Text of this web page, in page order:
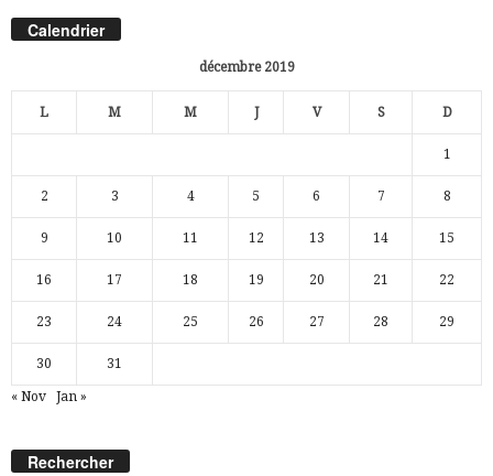
Calendrier
décembre 2019
L M M J V S D
1
2 3 4 5 6 7 8
9 10 11 12 13 14 15
16 17 18 19 20 21 22
23 24 25 26 27 28 29
30 31
« Nov Jan »
Rechercher